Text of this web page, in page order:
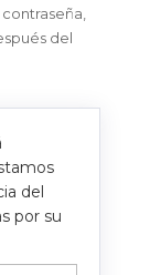
del
del
por su